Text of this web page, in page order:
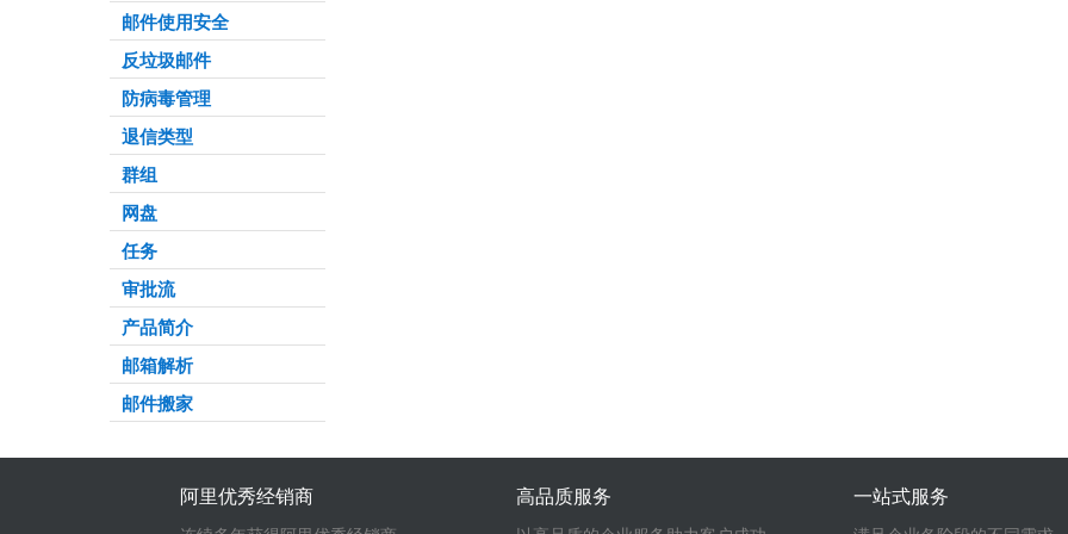
邮件使用安全
反垃圾邮件
防病毒管理
退信类型
群组
网盘
任务
审批流
产品简介
邮箱解析
邮件搬家
阿里优秀经销商 高品质服务 一站式服务